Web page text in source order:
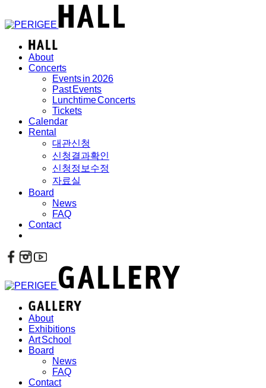
About
Concerts
Events in 2026
Past Events
Lunchtime Concerts
Tickets
Calendar
Rental
대관신청
신청결과확인
신청정보수정
자료실
Board
News
FAQ
Contact
About
Exhibitions
Art School
Board
News
FAQ
Contact